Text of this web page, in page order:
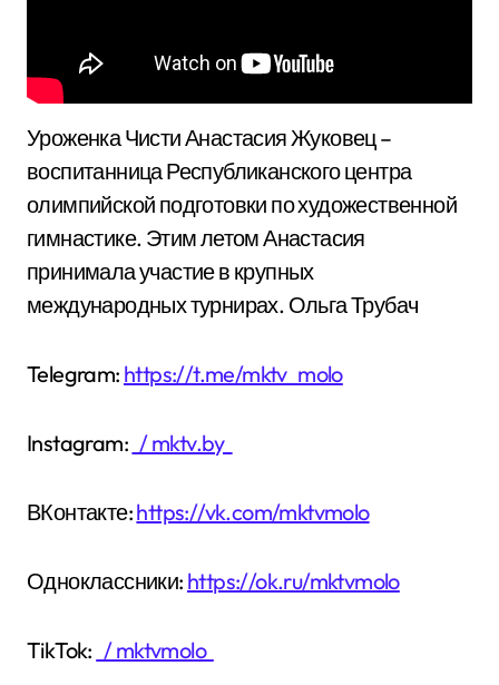
Уроженка Чисти Анастасия Жуковец –
воспитанница Республиканского центра
олимпийской подготовки по художественной
гимнастике. Этим летом Анастасия
принимала участие в крупных
международных турнирах. Ольга Трубач
Telegram: https://t.me/mktv_molo
Instagram: / mktv.by
ВКонтакте:https://vk.com/mktvmolo
Одноклассники: https://ok.ru/mktvmolo
TikTok: / mktvmolo